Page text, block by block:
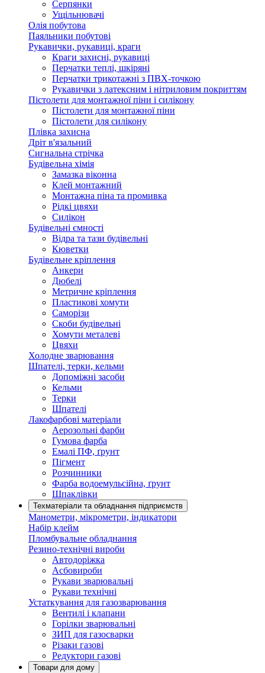
Серпянки
Ущільнювачі
Олія побутова
Паяльники побутові
Рукавички, рукавиці, краги
Краги захисні, рукавиці
Перчатки теплі, шкіряні
Перчатки трикотажні з ПВХ-точкою
Рукавички з латексним і нітриловим покриттям
Пістолети для монтажної піни і силікону
Пістолети для монтажної піни
Пістолети для силікону
Плівка захисна
Дріт в'язальний
Сигнальна стрічка
Будівельна хімія
Замазка віконна
Клей монтажний
Монтажна піна та промивка
Рідкі цвяхи
Силікон
Будівельні ємності
Відра та тази будівельні
Кюветки
Будівельне кріплення
Анкери
Дюбелі
Метричне кріплення
Пластикові хомути
Саморізи
Скоби будівельні
Хомути металеві
Цвяхи
Холодне зварювання
Шпателі, терки, кельми
Допоміжні засоби
Кельми
Терки
Шпателі
Лакофарбові матеріали
Аерозольні фарби
Гумова фарба
Емалі ПФ, ґрунт
Пігмент
Розчинники
Фарба водоемульсійна, ґрунт
Шпаклівки
Техматеріали та обладнання підприємств
Манометри, мікрометри, індикатори
Набір клейм
Пломбувальне обладнання
Резино-технічні вироби
Автодоріжка
Асбовироби
Рукави зварювальні
Рукави технічні
Устаткування для газозварювання
Вентилі і клапани
Горілки зварювальні
ЗИП для газосварки
Різаки газові
Редуктори газові
Товари для дому